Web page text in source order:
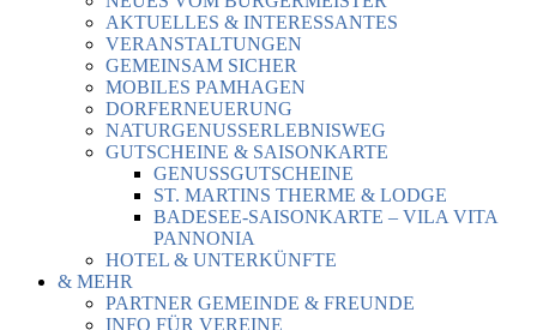
AKTUELLES & INTERESSANTES
VERANSTALTUNGEN
GEMEINSAM SICHER
MOBILES PAMHAGEN
DORFERNEUERUNG
NATURGENUSSERLEBNISWEG
GUTSCHEINE & SAISONKARTE
GENUSSGUTSCHEINE
ST. MARTINS THERME & LODGE
BADESEE-SAISONKARTE – VILA VITA
PANNONIA
HOTEL & UNTERKÜNFTE
& MEHR
PARTNER GEMEINDE & FREUNDE
INFO FÜR VEREINE